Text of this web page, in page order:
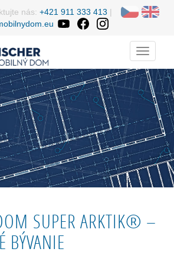
nás: +421 911 333 413 |
Menu
SUPER ARKTIK® –
BÝVANIE